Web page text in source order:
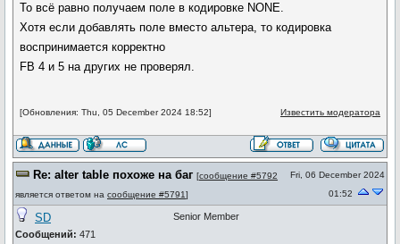
То всё равно получаем поле в кодировке NONE.
Хотя если добавлять поле вместо альтера, то кодировка
воспринимается корректно
FB 4 и 5 на других не проверял.
[Обновления: Thu, 05 December 2024 18:52] Известить модератора
Re: alter table похоже на баг [сообщение #5792
является ответом на сообщение #5791]
Fri, 06 December 2024
01:52
SD
Сообщений: 471
Senior Member